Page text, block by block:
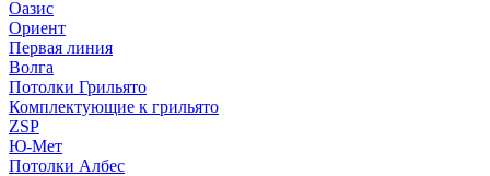
Оазис
Ориент
Первая линия
Волга
Потолки Грильято
Комплектующие к грильято
ZSP
Ю-Мет
Потолки Албес